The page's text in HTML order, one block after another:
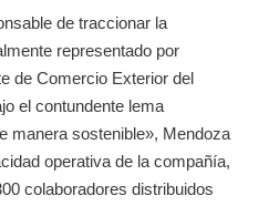
de traccionar la
representado por
de Comercio Exterior del
el contundente lema
manera sostenible», Mendoza
operativa de la compañía,
colaboradores distribuidos